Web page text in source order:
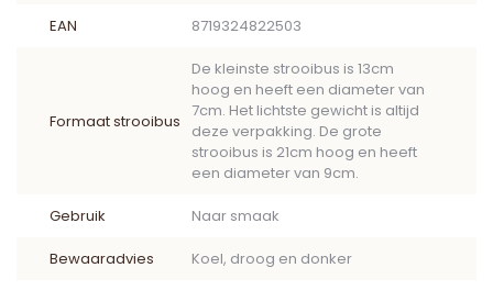
EAN 8719324822503
Formaat strooibus
De kleinste strooibus is 13cm
hoog en heeft een diameter van
7cm. Het lichtste gewicht is altijd
deze verpakking. De grote
strooibus is 21cm hoog en heeft
een diameter van 9cm.
Gebruik Naar smaak
Bewaaradvies Koel, droog en donker